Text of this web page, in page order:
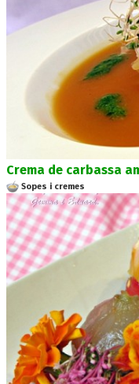
Crema de carbassa
Sopes i cremes